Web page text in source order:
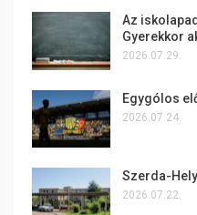
Az
Gyerekkor
2026.07.29.
Egygólos
2026.07.24.
Szerda-
2026.07.22.